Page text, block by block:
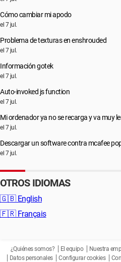
Cómo cambiar mi apodo
el 7 jul.
Problema de texturas en enshrouded
el 7 jul.
Información gotek
el 7 jul.
Auto-invoked js function
el 7 jul.
Mi ordenador ya no se recarga y va muy
el 7 jul.
Descargar un software contra mcafee
el 7 jul.
OTROS IDIOMAS
🇬🇧 English
🇫🇷 Français
¿Quiénes somos? El equipo Nuestra
Datos personales
Configurar cookies